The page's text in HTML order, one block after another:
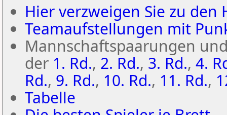
Hier verzweigen Sie zu den
Teamaufstellungen mit
Mannschaftspaarungen
der 1. Rd., 2. Rd., 3. Rd., 4.
Rd., 9. Rd., 10. Rd., 11. Rd.,
Tabelle